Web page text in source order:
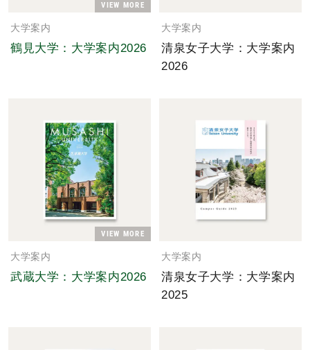
VIEW MORE
大学案内
鶴見大学：大学案内2026
大学案内
清泉女子大学：大学案内
2026
VIEW MORE
大学案内
武蔵大学：大学案内2026
大学案内
清泉女子大学：大学案内
2025